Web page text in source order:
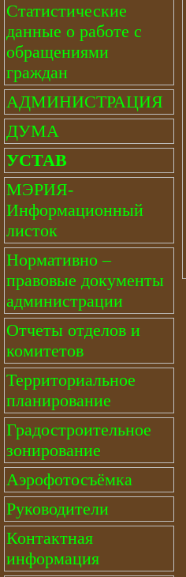
Статистические
данные о работе с
обращениями
граждан
АДМИНИСТРАЦИЯ
ДУМА
УСТАВ
МЭРИЯ-
Информационный
листок
Нормативно –
правовые документы
администрации
Отчеты отделов и
комитетов
Территориальное
планирование
Градостроительное
зонирование
Аэрофотосъёмка
Руководители
Контактная
информация